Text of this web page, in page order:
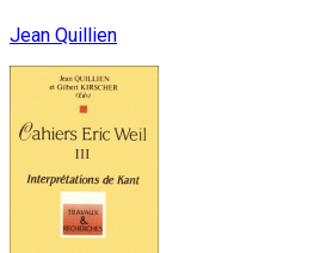
Jean Quillien